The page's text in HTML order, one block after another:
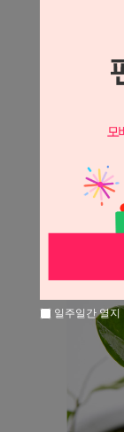
일주일간 열지